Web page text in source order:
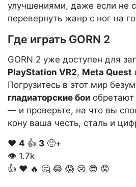
улучшениями, даже если не
перевернуть жанр с ног на
Где играть GORN 2
GORN 2 уже доступен для
PlayStation VR2, Meta Quest
Погрузитесь в этот мир
гладиаторские бои
— и проверьте, на что вы
кону ваша честь, сталь и
❤️ 4 👍 3 🙂+
👁 1.7k
👍 ❤️ 🔥 🤔 😂 😱 😢 😎 😡